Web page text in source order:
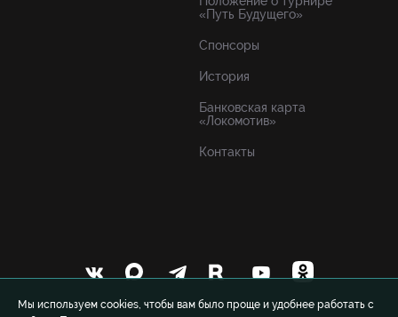
Мы используем cookies, чтобы вам было проще и удобнее работать с
«Путь Будущего»
Спонсоры
История
Банковская карта
«Локомотив»
Контакты